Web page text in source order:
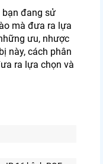
bạn đang sử
mà đưa ra lựa
ưu, nhược
này, cách phân
ra lựa chọn và